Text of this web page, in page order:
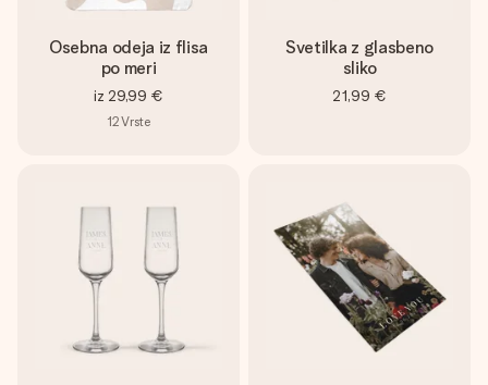
Osebna odeja iz flisa
po meri
iz 29,99 €
12Vrste
Svetilka z glasbeno
sliko
21,99 €